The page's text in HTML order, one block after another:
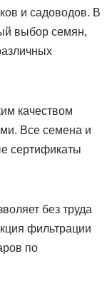
и садоводов. В
выбор семян,
качеством
Все семена и
сертификаты
без труда
фильтрации
по